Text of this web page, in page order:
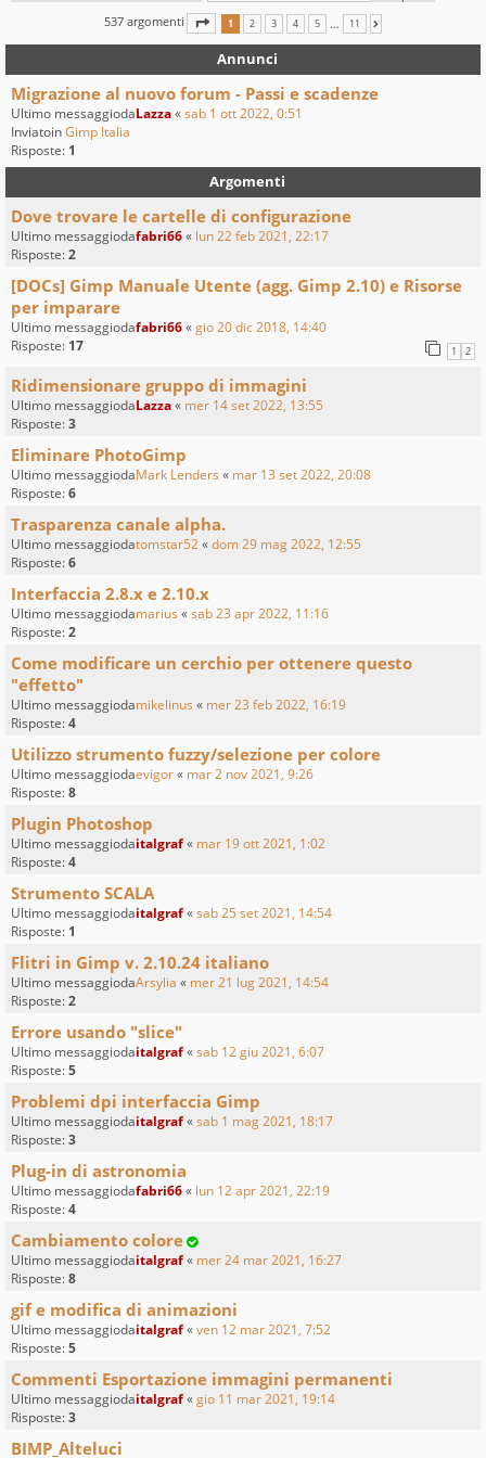
537 argomenti PAGINA 1DI 11
1 2 3 4 5 … 11
Annunci
Migrazione al nuovo forum - Passi e scadenze
Ultimo messaggiodaLazza«sab 1 ott 2022, 0:51
InviatoinGimp Italia
Risposte: 1
Argomenti
Dove trovare le cartelle di configurazione
Ultimo messaggiodafabri66« lun 22 feb 2021, 22:17
Risposte:2
[DOCs] Gimp Manuale Utente (agg. Gimp 2.10) e Risorse
per imparare
Ultimo messaggiodafabri66«gio 20 dic 2018, 14:40
Risposte: 17 1 2
Ridimensionare gruppo di immagini
Ultimo messaggiodaLazza« mer 14 set 2022, 13:55
Risposte:3
Eliminare PhotoGimp
Ultimo messaggiodaMark Lenders « mar 13 set 2022, 20:08
Risposte:6
Trasparenza canale alpha.
Ultimo messaggiodatomstar52«dom 29 mag 2022, 12:55
Risposte:6
Interfaccia 2.8.x e 2.10.x
Ultimo messaggiodamarius «sab 23 apr 2022, 11:16
Risposte:2
Come modificare un cerchio per ottenere questo
"effetto"
Ultimo messaggiodamikelinus « mer 23 feb 2022, 16:19
Risposte:4
Utilizzo strumento fuzzy/selezione per colore
Ultimo messaggiodaevigor« mar 2 nov 2021, 9:26
Risposte:8
Plugin Photoshop
Ultimo messaggiodaitalgraf« mar 19 ott 2021, 1:02
Risposte:4
Strumento SCALA
Ultimo messaggiodaitalgraf«sab 25 set 2021, 14:54
Risposte: 1
Flitri in Gimp v. 2.10.24 italiano
Ultimo messaggiodaArsylia « mer 21 lug 2021, 14:54
Risposte:2
Errore usando "slice"
Ultimo messaggiodaitalgraf«sab 12 giu 2021, 6:07
Risposte:5
Problemi dpi interfaccia Gimp
Ultimo messaggiodaitalgraf«sab 1 mag 2021, 18:17
Risposte:3
Plug-in di astronomia
Ultimo messaggiodafabri66« lun 12 apr 2021, 22:19
Risposte:4
Cambiamento colore
Ultimo messaggiodaitalgraf« mer 24 mar 2021, 16:27
Risposte:8
gif e modifica di animazioni
Ultimo messaggiodaitalgraf«ven 12 mar 2021, 7:52
Risposte:5
Commenti Esportazione immagini permanenti
Ultimo messaggiodaitalgraf«gio 11 mar 2021, 19:14
Risposte:3
BIMP_Alteluci